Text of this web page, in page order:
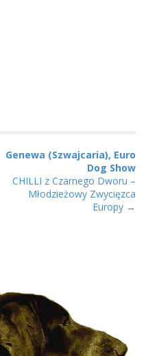
Genewa (Szwajcaria), Euro
Dog Show
CHILLI z Czarnego Dworu –
Młodzieżowy Zwycięzca
Europy →